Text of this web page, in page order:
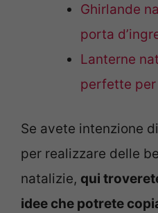
Ghirlande
porta
Lanterne
perfette
Se avete intenzione di
per realizzare delle
natalizie, qui
idee che potrete